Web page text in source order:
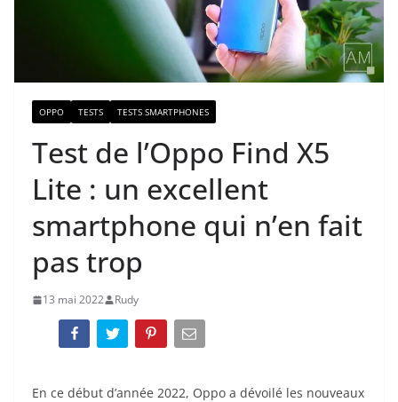
OPPO TESTS TESTS SMARTPHONES
Test de l’Oppo Find X5
Lite : un excellent
smartphone qui n’en fait
pas trop
13 mai 2022 Rudy
En ce début d’année 2022, Oppo a dévoilé les nouveaux